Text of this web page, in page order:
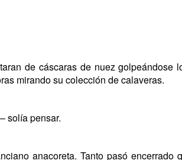
de cáscaras de nuez
mirando su colección de calaveras.
solía pensar.
anacoreta. Tanto pasó